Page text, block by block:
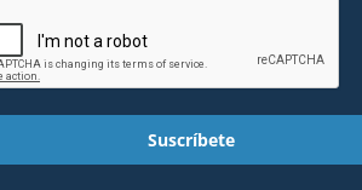
Suscríbete